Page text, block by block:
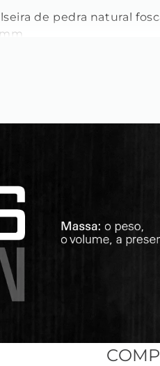
de pedra natural